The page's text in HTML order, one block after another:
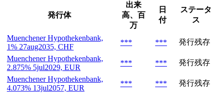
発行体
出来
高、百
万
日
付
ステータ
ス
Muenchener Hypothekenbank,
1% 27aug2035, CHF
*** ***
発行残存
Muenchener Hypothekenbank,
2.875% 5jul2029, EUR
*** ***
発行残存
Muenchener Hypothekenbank,
4.073% 13jul2057, EUR
*** ***
発行残存